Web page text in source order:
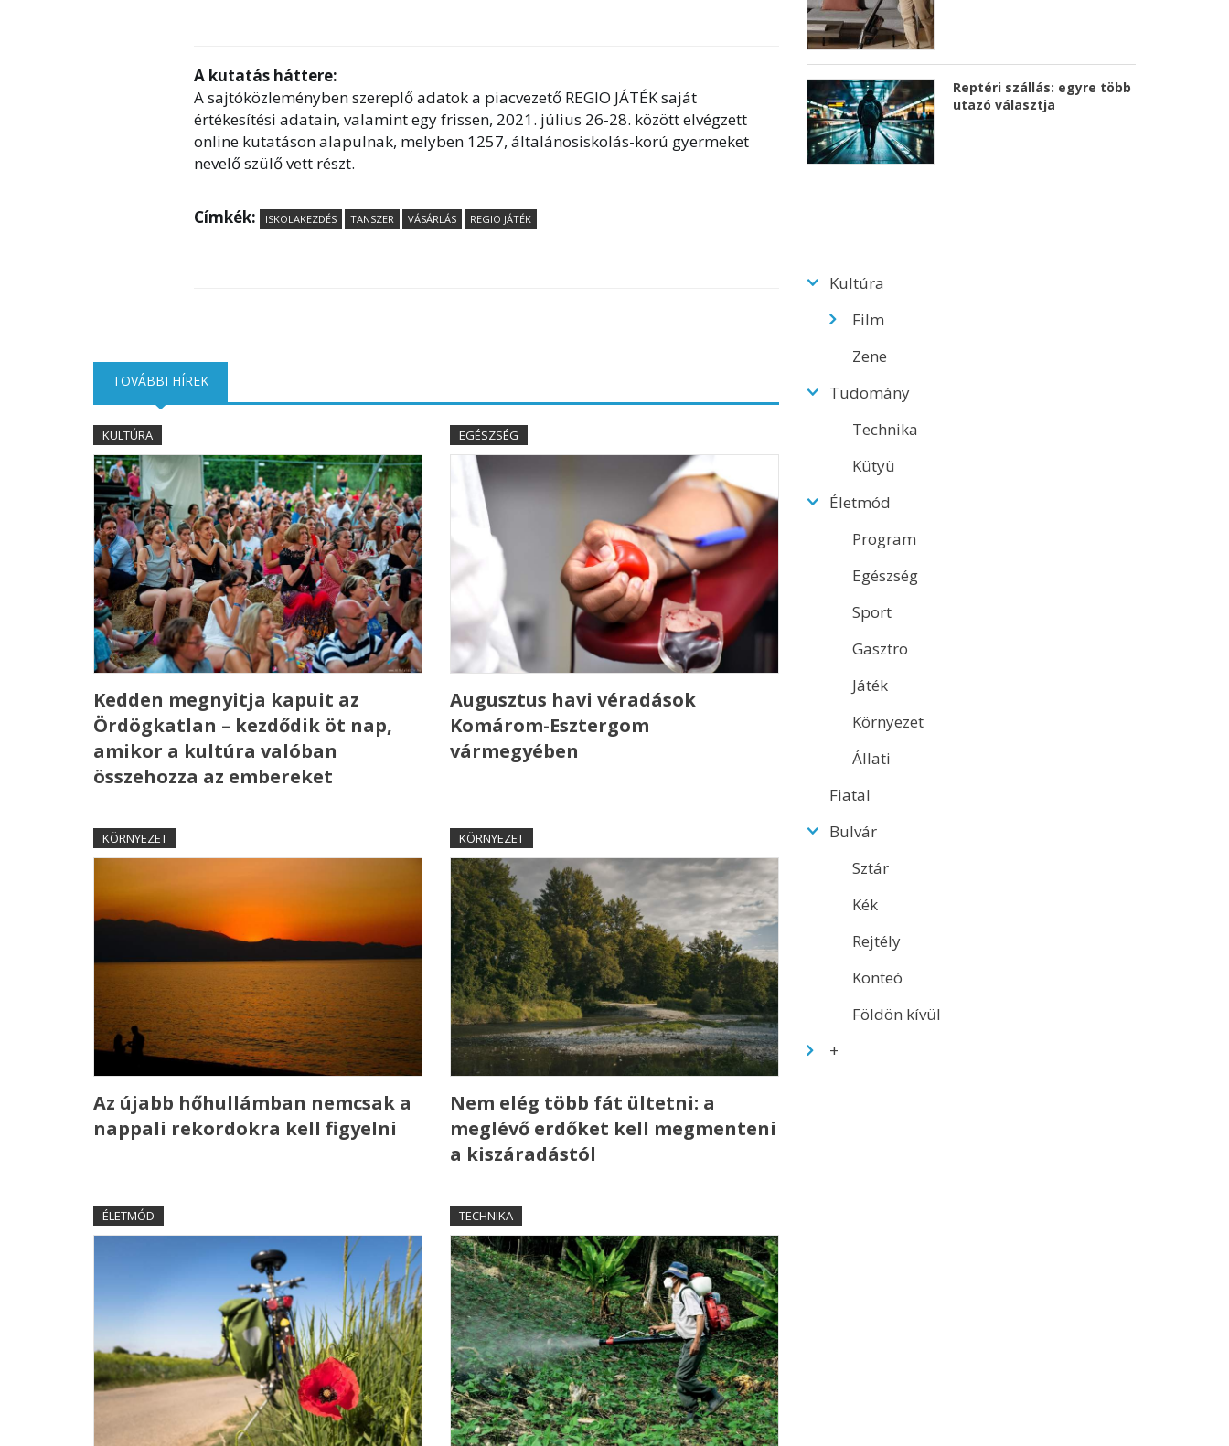
A kutatás háttere:
A sajtóközleményben szereplő adatok a piacvezető REGIO JÁTÉK saját
értékesítési adatain, valamint egy frissen, 2021. július 26-28. között elvégzett
online kutatáson alapulnak, melyben 1257, általánosiskolás-korú gyermeket
nevelő szülő vett részt.
Címkék: ISKOLAKEZDÉS TANSZER VÁSÁRLÁS REGIO JÁTÉK
TOVÁBBI HÍREK
KULTÚRA
Kedden megnyitja kapuit az
Ördögkatlan – kezdődik öt nap,
amikor a kultúra valóban
összehozza az embereket
EGÉSZSÉG
Augusztus havi véradások
Komárom-Esztergom
vármegyében
KÖRNYEZET
Az újabb hőhullámban nemcsak a
nappali rekordokra kell figyelni
KÖRNYEZET
Nem elég több fát ültetni: a
meglévő erdőket kell megmenteni
a kiszáradástól
ÉLETMÓD TECHNIKA
Reptéri szállás: egyre több
utazó választja
Kultúra
Film
Zene
Tudomány
Technika
Kütyü
Életmód
Program
Egészség
Sport
Gasztro
Játék
Környezet
Állati
Fiatal
Bulvár
Sztár
Kék
Rejtély
Konteó
Földön kívül
+